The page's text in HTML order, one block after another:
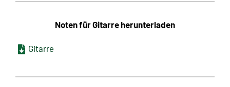
Noten für Gitarre herunterladen
Gitarre